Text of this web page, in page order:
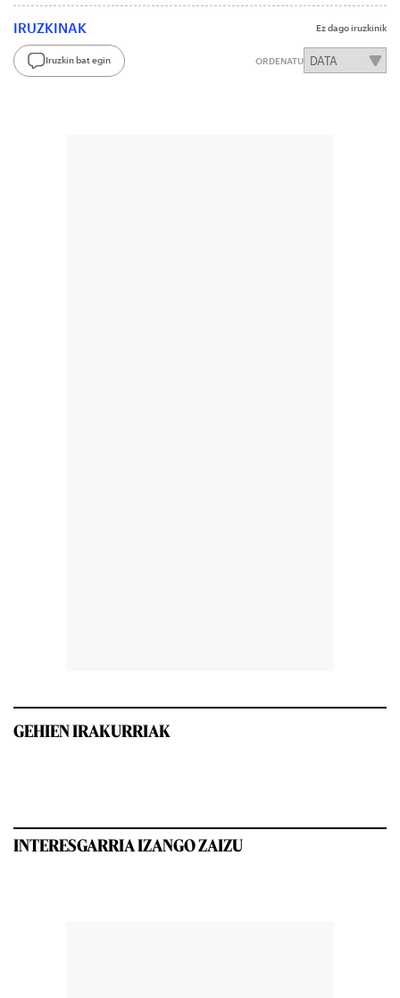
IRUZKINAK Ez dago iruzkinik
Iruzkin bat egin ORDENATU
GEHIEN IRAKURRIAK
INTERESGARRIA IZANGO ZAIZU